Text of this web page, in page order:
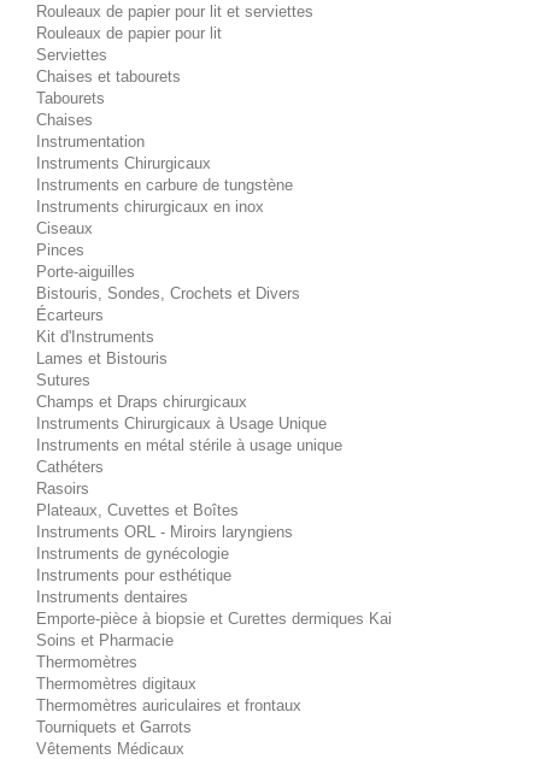
Rouleaux de papier pour lit et serviettes
Rouleaux de papier pour lit
Serviettes
Chaises et tabourets
Tabourets
Chaises
Instrumentation
Instruments Chirurgicaux
Instruments en carbure de tungstène
Instruments chirurgicaux en inox
Ciseaux
Pinces
Porte-aiguilles
Bistouris, Sondes, Crochets et Divers
Écarteurs
Kit d'Instruments
Lames et Bistouris
Sutures
Champs et Draps chirurgicaux
Instruments Chirurgicaux à Usage Unique
Instruments en métal stérile à usage unique
Cathéters
Rasoirs
Plateaux, Cuvettes et Boîtes
Instruments ORL - Miroirs laryngiens
Instruments de gynécologie
Instruments pour esthétique
Instruments dentaires
Emporte-pièce à biopsie et Curettes dermiques Kai
Soins et Pharmacie
Thermomètres
Thermomètres digitaux
Thermomètres auriculaires et frontaux
Tourniquets et Garrots
Vêtements Médicaux